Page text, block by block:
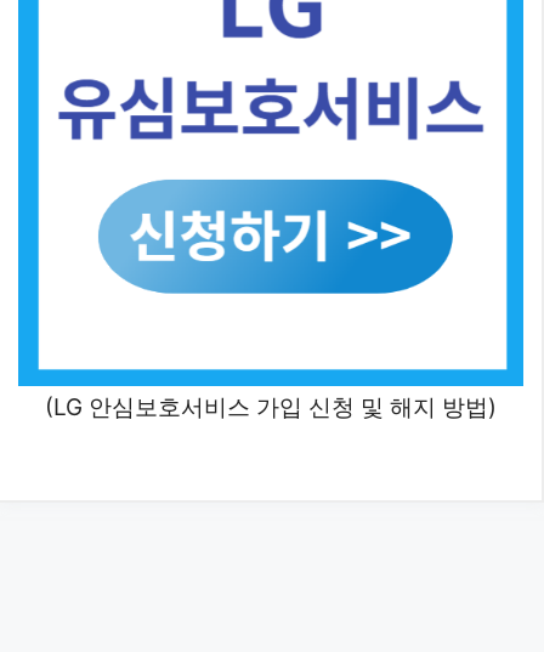
(LG 안심보호서비스 가입 신청 및 해지 방법)